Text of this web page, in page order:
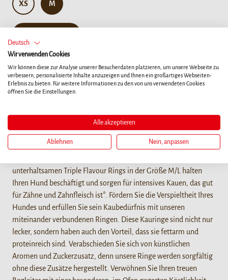
XS M
HÄNDLERSUCHE
Details
Köstliche Kauringe mit Schweine- und Rinderhaut, umwickelt
unterhaltsamen Triple Flavour Rings in der Größe M/L halten
Ihren Hund beschäftigt und sorgen für intensives Kauen, das gut
für Zähne und Zahnfleisch ist*. Fördern Sie die Verspieltheit Ihres
Hundes und erfüllen Sie sein Kaubedürfnis mit unseren
miteinander verbundenen Ringen. Diese Kauringe sind nicht nur
lecker, sondern haben auch den Vorteil, dass sie fettarm und
proteinreich sind. Verabschieden Sie sich von künstlichen
Aromen und Zuckerzusatz, denn unsere Ringe werden sorgfältig
ohne diese Zusätze hergestellt. Verwöhnen Sie Ihren treuen
Deutsch
Wir verwenden Cookies
Wir können diese zur Analyse unserer Besucherdaten platzieren, um unsere Webseite zu
verbessern, personalisierte Inhalte anzuzeigen und Ihnen ein großartiges Webseiten-
Erlebnis zu bieten. Für weitere Informationen zu den von uns verwendeten Cookies
öffnen Sie die Einstellungen.
Alle akzeptieren
Ablehnen Nein, anpassen